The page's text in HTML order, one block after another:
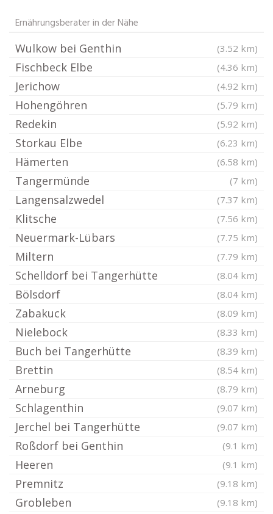
Ernährungsberater in der Nähe
Wulkow bei Genthin (3.52 km)
Fischbeck Elbe (4.36 km)
Jerichow (4.92 km)
Hohengöhren (5.79 km)
Redekin (5.92 km)
Storkau Elbe (6.23 km)
Hämerten (6.58 km)
Tangermünde (7 km)
Langensalzwedel (7.37 km)
Klitsche (7.56 km)
Neuermark-Lübars (7.75 km)
Miltern (7.79 km)
Schelldorf bei Tangerhütte (8.04 km)
Bölsdorf (8.04 km)
Zabakuck (8.09 km)
Nielebock (8.33 km)
Buch bei Tangerhütte (8.39 km)
Brettin (8.54 km)
Arneburg (8.79 km)
Schlagenthin (9.07 km)
Jerchel bei Tangerhütte (9.07 km)
Roßdorf bei Genthin (9.1 km)
Heeren (9.1 km)
Premnitz (9.18 km)
Grobleben (9.18 km)